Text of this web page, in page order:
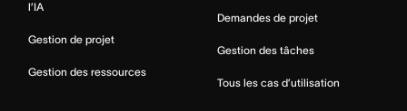
l’IA
Gestion de projet
Gestion des ressources
Demandes de projet
Gestion des tâches
Tous les cas d’utilisation